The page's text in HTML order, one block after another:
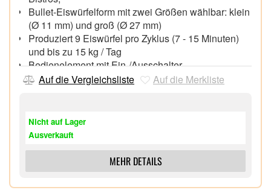
Bullet-Eiswürfelform mit zwei Größen wählbar: klein
(Ø 11 mm) und groß (Ø 27 mm)
Produziert 9 Eiswürfel pro Zyklus (7 - 15 Minuten)
und bis zu 15 kg / Tag
Bedienelement mit Ein-/Ausschalter,
Größenauswahl und LED-Kontrollleuchten für
Edelstahlgehäuse,
2,8 Liter Wassertank mit Füllstandsanzeige,
Leiser FCKW-freier Hochleistungskompressor,
Kühlmittel R600a,
Auf die Vergleichsliste Auf die Merkliste
Nicht auf Lager
Ausverkauft
MEHR DETAILS